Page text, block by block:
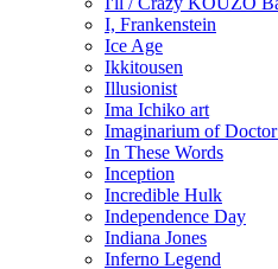
I, Frankenstein
Ice Age
Ikkitousen
Illusionist
Ima Ichiko art
Imaginarium of Doctor
In These Words
Inception
Incredible Hulk
Independence Day
Indiana Jones
Inferno Legend